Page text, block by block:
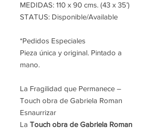
MEDIDAS: 110 x 90 cms. (43 x 35’)
STATUS: Disponible/Available
*Pedidos Especiales
Pieza única y original. Pintado a
mano.
La Fragilidad que Permanece –
Touch obra de Gabriela Roman
Esnaurrizar
La Touch obra de Gabriela Roman